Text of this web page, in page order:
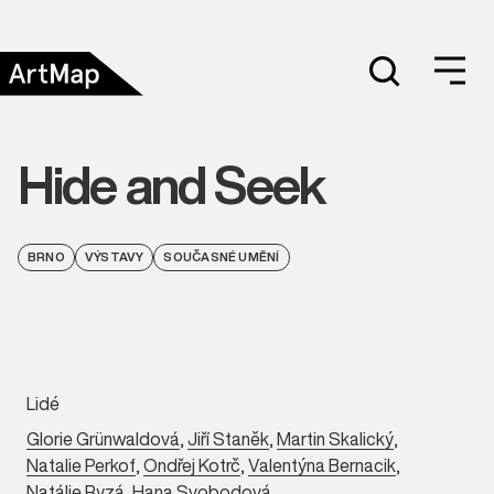
Hide and Seek
BRNO VÝSTAVY SOUČASNÉ UMĚNÍ
Lidé
Glorie Grünwaldová,Jiří Staněk,Martin Skalický,
Natalie Perkof,Ondřej Kotrč,Valentýna Bernacik,